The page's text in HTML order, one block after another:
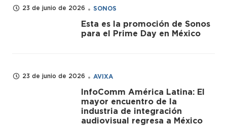
23 de junio de 2026 SONOS
Esta es la promoción de Sonos
para el Prime Day en México
23 de junio de 2026 AVIXA
InfoComm América Latina: El
mayor encuentro de la
industria de integración
audiovisual regresa a México